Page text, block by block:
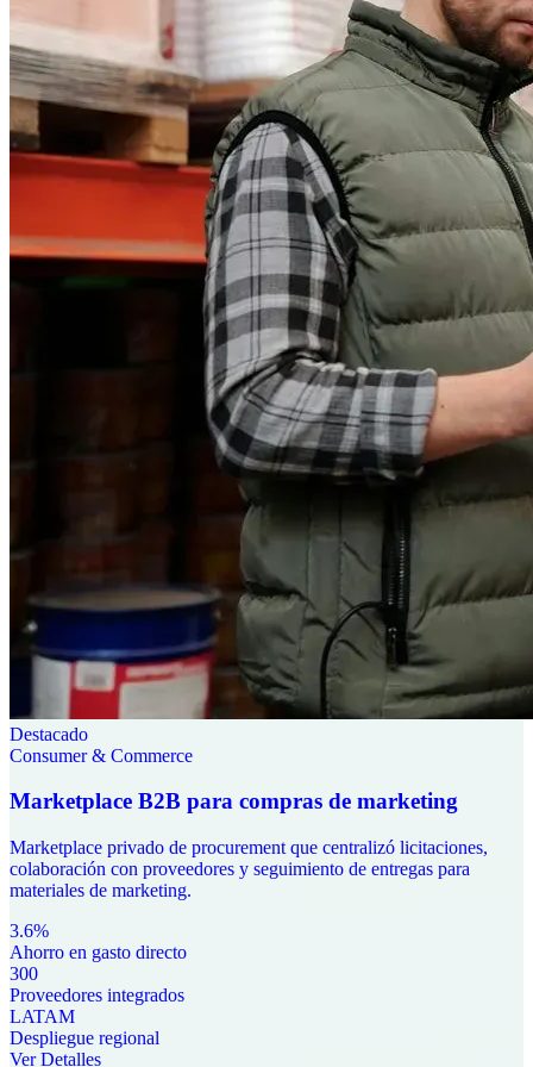
Destacado
Consumer & Commerce
Marketplace B2B para compras de marketing
Marketplace privado de procurement que centralizó licitaciones,
colaboración con proveedores y seguimiento de entregas para
materiales de marketing.
3.6%
Ahorro en gasto directo
300
Proveedores integrados
LATAM
Despliegue regional
Ver Detalles